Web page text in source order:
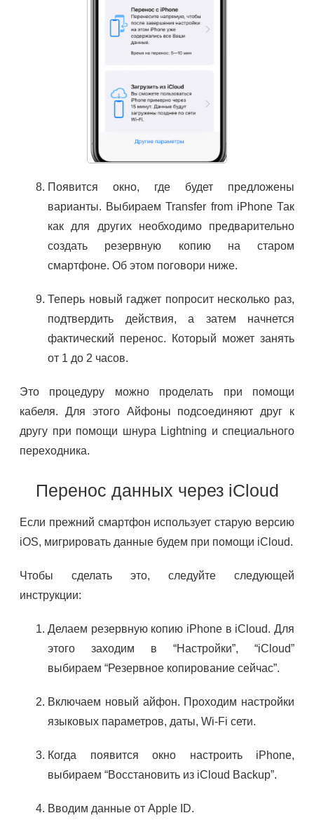
Появится окно, где будет предложены
варианты. Выбираем Transfer from iPhone Так
как для других необходимо предварительно
создать резервную копию на старом
смартфоне. Об этом поговори ниже.
Теперь новый гаджет попросит несколько раз,
подтвердить действия, а затем начнется
фактический перенос. Который может занять
от 1 до 2 часов.
Это процедуру можно проделать при помощи
кабеля. Для этого Айфоны подсоединяют друг к
другу при помощи шнура Lightning и специального
переходника.
Перенос данных через iCloud
Если прежний смартфон использует старую версию
iOS, мигрировать данные будем при помощи iCloud.
Чтобы сделать это, следуйте следующей
инструкции:
Делаем резервную копию iPhone в iCloud. Для
этого заходим в “Настройки”, “iCloud”
выбираем “Резервное копирование сейчас”.
Включаем новый айфон. Проходим настройки
языковых параметров, даты, Wi-Fi сети.
Когда появится окно настроить iPhone,
выбираем “Восстановить из iCloud Backup”.
Вводим данные от Apple ID.